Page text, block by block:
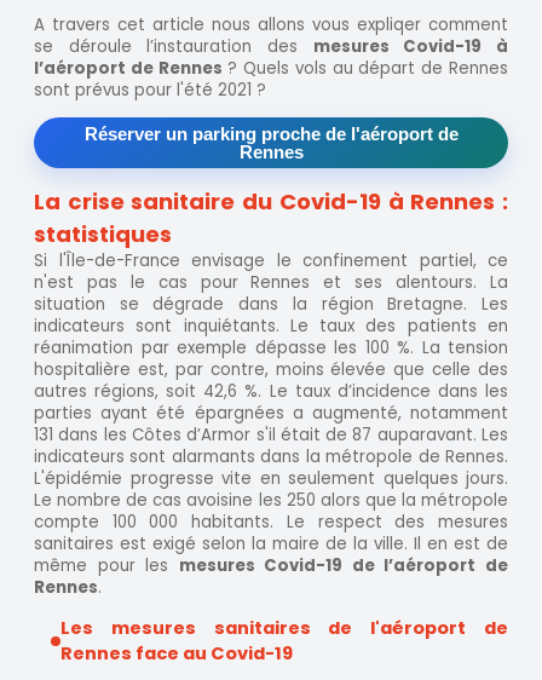
A travers cet article nous allons vous expliqer comment
se déroule l’instauration des mesures Covid-19 à
l’aéroport de Rennes ? Quels vols au départ de Rennes
sont prévus pour l'été 2021 ?
Réserver un parking proche de l'aéroport de
Rennes
La crise sanitaire du Covid-19 à Rennes :
statistiques
Si l'Île-de-France envisage le confinement partiel, ce
n'est pas le cas pour Rennes et ses alentours. La
situation se dégrade dans la région Bretagne. Les
indicateurs sont inquiétants. Le taux des patients en
réanimation par exemple dépasse les 100 %. La tension
hospitalière est, par contre, moins élevée que celle des
autres régions, soit 42,6 %. Le taux d’incidence dans les
parties ayant été épargnées a augmenté, notamment
131 dans les Côtes d’Armor s'il était de 87 auparavant. Les
indicateurs sont alarmants dans la métropole de Rennes.
L'épidémie progresse vite en seulement quelques jours.
Le nombre de cas avoisine les 250 alors que la métropole
compte 100 000 habitants. Le respect des mesures
sanitaires est exigé selon la maire de la ville. Il en est de
même pour les mesures Covid-19 de l’aéroport de
Rennes.
Les mesures sanitaires de l'aéroport de
Rennes face au Covid-19